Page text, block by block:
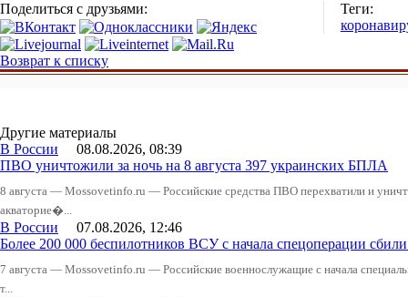
Поделиться с друзьями:
Теги:
Возврат к списку
Другие материалы
В России 08.08.2026, 08:39
ПВО уничтожили за ночь на 8 августа 397 украинских БПЛА
8 августа — Mossovetinfo.ru — Российские средства ПВО перехватили и
акваторие�...
В России 07.08.2026, 12:46
Более 200 000 беспилотников ВСУ с начала спецоперации
7 августа — Mossovetinfo.ru — Российские военнослужащие с начала
т...